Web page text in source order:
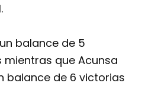
balance de 5
que Acunsa
balance de 6 victorias